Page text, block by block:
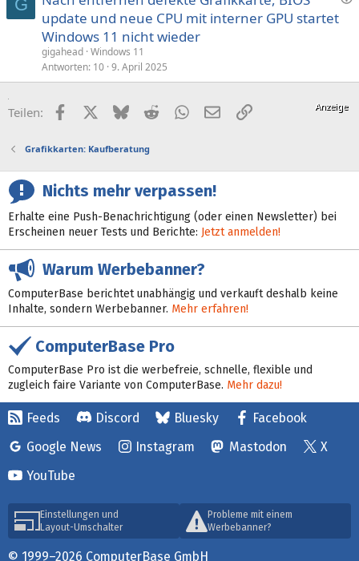
G
update und neue CPU mit interner GPU startet
Windows 11 nicht wieder
gigahead Windows 11
Antworten 10 9. April 2025
Teilen: FacebookX (Twitter)
BlueskyRedditWhatsApp
E-MailLink
Grafikkarten: Kaufberatung
Nichts mehr verpassen!
Erhalte eine Push-Benachrichtigung (oder einen Newsletter) bei
Erscheinen neuer Tests und Berichte: Jetzt anmelden!
Warum Werbebanner?
ComputerBase berichtet unabhängig und verkauft deshalb keine
Inhalte, sondern Werbebanner. Mehr erfahren!
ComputerBase Pro
ComputerBase Pro ist die werbefreie, schnelle, flexible und
zugleich faire Variante von ComputerBase. Mehr dazu!
Feeds Discord Bluesky
Facebook
Google News
Instagram Mastodon
X
YouTube
Einstellungen und
Layout-Umschalter
Probleme mit einem
Werbebanner?
© 1999–2026 ComputerBase GmbH